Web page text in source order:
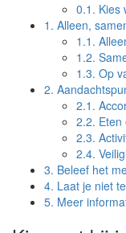
0.1. Kies
1. Alleen,
1.1.
1.2.
1.3. Op
2.
2.1.
2.2. Eten
2.3.
2.4.
3. Beleef het
4. Laat je niet
5. Meer